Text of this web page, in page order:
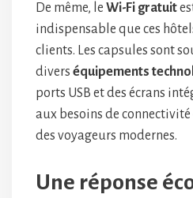
De même, le Wi-Fi gratuit
indispensable que ces
clients. Les capsules sont
divers équipements
ports USB et des écrans
aux besoins de
des voyageurs modernes.
Une réponse